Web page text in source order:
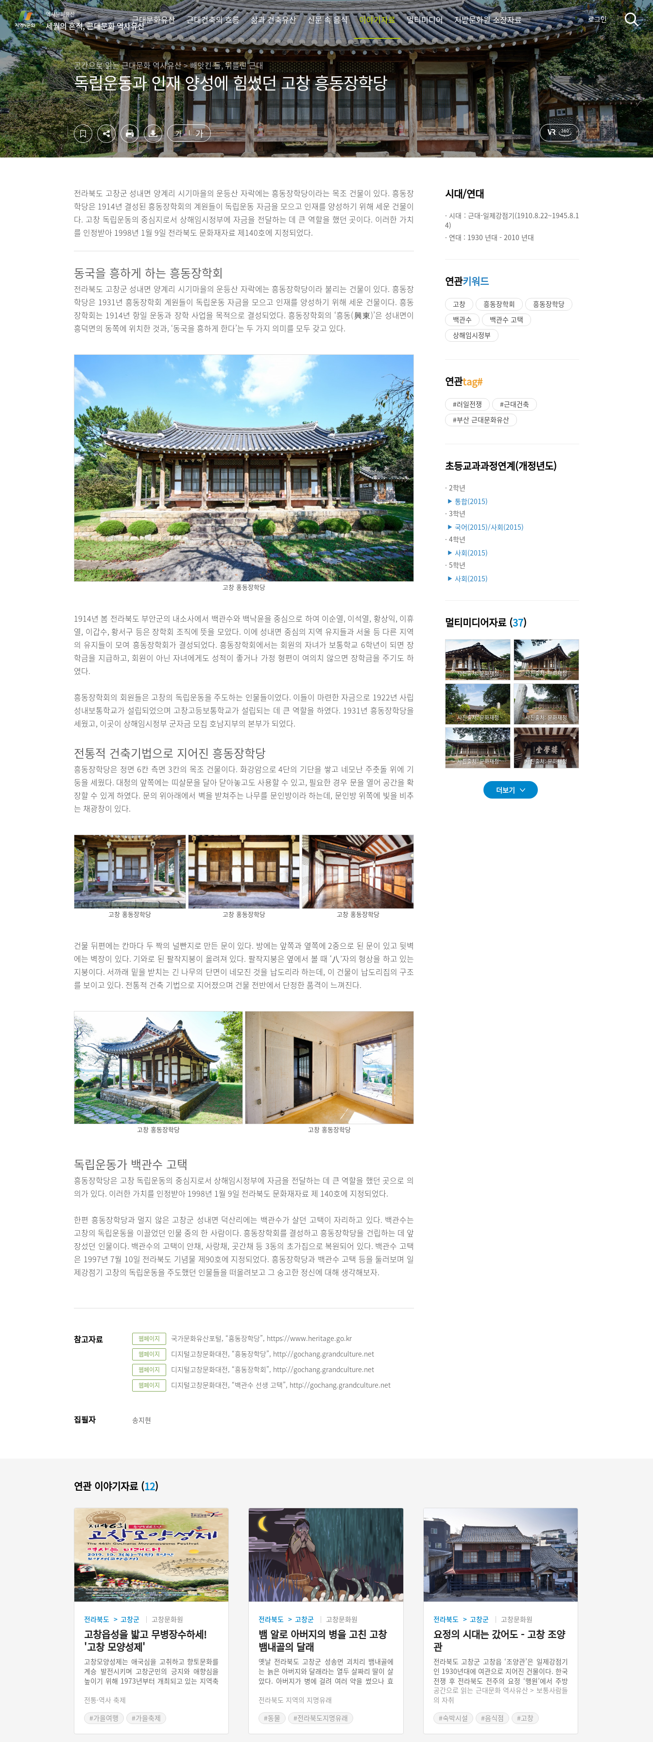
컨
텐
츠
영
역
바
로
가
기
하
단
영
역
바
로
가
기
역사문화유산
세월의 흔적, 근대문화 역사유산
근대문화유산 근대건축의 흐름 삶과 건축유산 신문 속 음식 이야기자료 멀티미디어 지방문화원 소장자료 로그인
공간으로 읽는 근대문화 역사유산 > 빼앗긴 들, 뒤틀린 근대
독립운동과 인재 양성에 힘썼던 고창 흥동장학당
가 가
전라북도 고창군 성내면 양계리 시기마을의 운등산 자락에는 흥동장학당이라는 목조 건물이 있다. 흥동장
학당은 1914년 결성된 흥동장학회의 계원들이 독립운동 자금을 모으고 인재를 양성하기 위해 세운 건물이
다. 고창 독립운동의 중심지로서 상해임시정부에 자금을 전달하는 데 큰 역할을 했던 곳이다. 이러한 가치
를 인정받아 1998년 1월 9일 전라북도 문화재자료 제140호에 지정되었다.
동국을 흥하게 하는 흥동장학회
전라북도 고창군 성내면 양계리 시기마을의 운등산 자락에는 흥동장학당이라 불리는 건물이 있다. 흥동장
학당은 1931년 흥동장학회 계원들이 독립운동 자금을 모으고 인재를 양성하기 위해 세운 건물이다. 흥동
장학회는 1914년 항일 운동과 장학 사업을 목적으로 결성되었다. 흥동장학회의 ‘흥동(興東)’은 성내면이
흥덕면의 동쪽에 위치한 것과, ‘동국을 흥하게 한다’는 두 가지 의미를 모두 갖고 있다.
고창 홍동장학당
1914년 봄 전라북도 부안군의 내소사에서 백관수와 백낙윤을 중심으로 하여 이순열, 이석열, 황상익, 이휴
열, 이갑수, 황서구 등은 장학회 조직에 뜻을 모았다. 이에 성내면 중심의 지역 유지들과 서울 등 다른 지역
의 유지들이 모여 흥동장학회가 결성되었다. 흥동장학회에서는 회원의 자녀가 보통학교 6학년이 되면 장
학금을 지급하고, 회원이 아닌 자녀에게도 성적이 좋거나 가정 형편이 여의치 않으면 장학금을 주기도 하
였다.
흥동장학회의 회원들은 고창의 독립운동을 주도하는 인물들이었다. 이들이 마련한 자금으로 1922년 사립
성내보통학교가 설립되었으며 고창고등보통학교가 설립되는 데 큰 역할을 하였다. 1931년 흥동장학당을
세웠고, 이곳이 상해임시정부 군자금 모집 호남지부의 본부가 되었다.
전통적 건축기법으로 지어진 흥동장학당
흥동장학당은 정면 6칸 측면 3칸의 목조 건물이다. 화강암으로 4단의 기단을 쌓고 네모난 주춧돌 위에 기
둥을 세웠다. 대청의 앞쪽에는 띠살문을 달아 닫아놓고도 사용할 수 있고, 필요한 경우 문을 열어 공간을 확
장할 수 있게 하였다. 문의 위아래에서 벽을 받쳐주는 나무를 문인방이라 하는데, 문인방 위쪽에 빛을 비추
는 채광창이 있다.
고창 홍동장학당 고창 홍동장학당 고창 홍동장학당
건물 뒤편에는 칸마다 두 짝의 널빤지로 만든 문이 있다. 방에는 앞쪽과 옆쪽에 2중으로 된 문이 있고 뒷벽
에는 벽장이 있다. 기와로 된 팔작지붕이 올려져 있다. 팔작지붕은 옆에서 볼 때 ‘八’자의 형상을 하고 있는
지붕이다. 서까래 밑을 받치는 긴 나무의 단면이 네모진 것을 납도리라 하는데, 이 건물이 납도리집의 구조
를 보이고 있다. 전통적 건축 기법으로 지어졌으며 건물 전반에서 단정한 품격이 느껴진다.
고창 홍동장학당 고창 홍동장학당
독립운동가 백관수 고택
흥동장학당은 고창 독립운동의 중심지로서 상해임시정부에 자금을 전달하는 데 큰 역할을 했던 곳으로 의
의가 있다. 이러한 가치를 인정받아 1998년 1월 9일 전라북도 문화재자료 제 140호에 지정되었다.
한편 흥동장학당과 멀지 않은 고창군 성내면 덕산리에는 백관수가 살던 고택이 자리하고 있다. 백관수는
고창의 독립운동을 이끌었던 인물 중의 한 사람이다. 흥동장학회를 결성하고 흥동장학당을 건립하는 데 앞
장섰던 인물이다. 백관수의 고택이 안채, 사랑채, 곳간채 등 3동의 초가집으로 복원되어 있다. 백관수 고택
은 1997년 7월 10일 전라북도 기념물 제90호에 지정되었다. 흥동장학당과 백관수 고택 등을 둘러보며 일
제강점기 고창의 독립운동을 주도했던 인물들을 떠올려보고 그 숭고한 정신에 대해 생각해보자.
참고자료 웹페이지 국가문화유산포털, “흥동장학당”, https://www.heritage.go.kr
웹페이지 디지털고창문화대전, “흥동장학당”, http://gochang.grandculture.net
웹페이지 디지털고창문화대전, “흥동장학회”, http://gochang.grandculture.net
웹페이지 디지털고창문화대전, “백관수 선생 고택”, http://gochang.grandculture.net
집필자 송지현
시대/연대
· 시대 : 근대-일제강점기(1910.8.22~1945.8.1
4)
· 연대 : 1930 년대 - 2010 년대
연관키워드
고창 흥동장학회
흥동장학당
백관수
백관수 고택
상해임시정부
연관tag#
#러일전쟁
#근대건축
#부산 근대문화유산
초등교과과정연계(개정년도)
· 2학년
▶ 통합(2015)
· 3학년
▶ 국어(2015)/사회(2015)
· 4학년
▶ 사회(2015)
· 5학년
▶ 사회(2015)
멀티미디어자료 (37)
사진출처: 문화재청 사진출처: 문화재청
사진출처: 문화재청 사진출처: 문화재청
사진출처: 문화재청 사진출처: 문화재청
더보기
연관 이야기자료 (12)
전라북도 > 고창군 고창문화원
고창읍성을 밟고 무병장수하세!
'고창 모양성제'
고창모양성제는 애국심을 고취하고 향토문화를
계승 발전시키며 고창군민의 긍지와 애향심을
높이기 위해 1973년부터 개최되고 있는 지역축
모양성(고창읍성)을 밟는 답성놀이와 강강술래
을 기리기 위해 매년 음력 9월 9일(중양절)에 축
전통·역사 축제
#가을여행
#가을축제
전라북도 > 고창군 고창문화원
뱀 알로 아버지의 병을 고친 고창
뱀내골의 달래
옛날 전라북도 고창군 성송면 괴치리 뱀내골에
는 늙은 아버지와 달래라는 열두 살짜리 딸이 살
았다. 아버지가 병에 걸려 여러 약을 썼으나 효
지 병을 고쳐달라고 부처님께 빌었다. 그러던 어
파내서 끓여 먹이면 낫는다고 했다. 달래는 꿈에
전라북도 지역의 지명유래
#동물
#전라북도지명유래
전라북도 > 고창군 고창문화원
요정의 시대는 갔어도 - 고창 조양
관
전라북도 고창군 고창읍 ‘조양관’은 일제강점기
인 1930년대에 여관으로 지어진 건물이다. 한국
전쟁 후 전라북도 전주의 요정 ‘행원’에서 주방
일을 하던 사람이 ‘국일여관’을 인수해 ‘조양
관’이라는 음식점을 열었다. ‘조양관’은 일반 음
영업을 했다. 요정은 요리가 주목적이 아니라 술
공간으로 읽는 근대문화 역사유산 > 보통사람들
의 자취
#숙박시설
#음식점
#고창